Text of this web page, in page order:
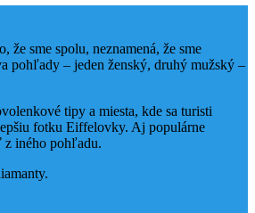
že sme spolu, neznamená, že sme
pohľady – jeden ženský, druhý mužský –
tipy a miesta, kde sa turisti
fotku Eiffelovky. Aj populárne
z iného pohľadu.